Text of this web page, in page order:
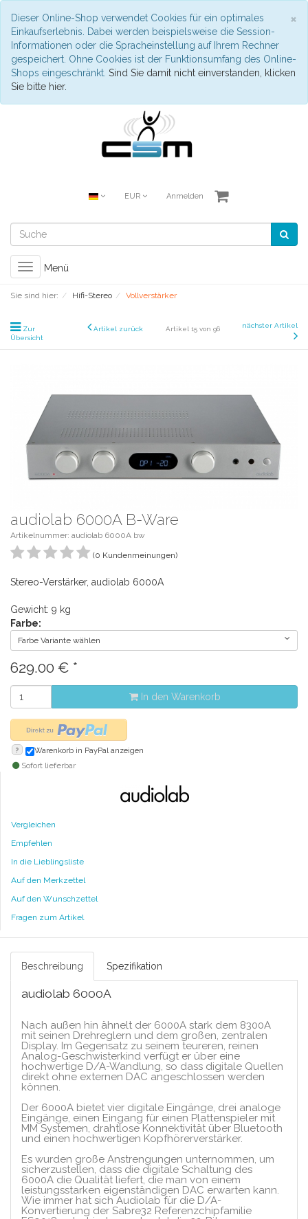
×
Dieser Online-Shop verwendet Cookies für ein optimales
Einkaufserlebnis. Dabei werden beispielsweise die Session-
Informationen oder die Spracheinstellung auf Ihrem Rechner
gespeichert. Ohne Cookies ist der Funktionsumfang des Online-
Shops eingeschränkt. Sind Sie damit nicht einverstanden, klicken
Sie bitte hier.
EUR Anmelden
Toggle
navigation
Menü
Sie sind hier: Hifi-Stereo Vollverstärker
Zur
Übersicht
Artikel zurück Artikel 15 von 96 nächster Artikel
audiolab 6000A B-Ware
Artikelnummer: audiolab 6000A bw
(0 Kundenmeinungen)
Stereo-Verstärker, audiolab 6000A
Gewicht: 9 kg
Farbe:
Farbe Variante wählen
629.00 € *
In den Warenkorb
? Warenkorb in PayPal anzeigen
Sofort lieferbar
Vergleichen
Empfehlen
In die Lieblingsliste
Auf den Merkzettel
Auf den Wunschzettel
Fragen zum Artikel
Beschreibung Spezifikation
audiolab 6000A
Nach außen hin ähnelt der 6000A stark dem 8300A
mit seinen Drehreglern und dem großen, zentralen
Display. Im Gegensatz zu seinem teureren, reinen
Analog-Geschwisterkind verfügt er über eine
hochwertige D/A-Wandlung, so dass digitale Quellen
direkt ohne externen DAC angeschlossen werden
können.
Der 6000A bietet vier digitale Eingänge, drei analoge
Eingänge, einen Eingang für einen Plattenspieler mit
MM Systemen, drahtlose Konnektivität über Bluetooth
und einen hochwertigen Kopfhörerverstärker.
Es wurden große Anstrengungen unternommen, um
sicherzustellen, dass die digitale Schaltung des
6000A die Qualität liefert, die man von einem
leistungsstarken eigenständigen DAC erwarten kann.
Wie immer hat sich Audiolab für die D/A-
Konvertierung der Sabre32 Referenzchipfamilie